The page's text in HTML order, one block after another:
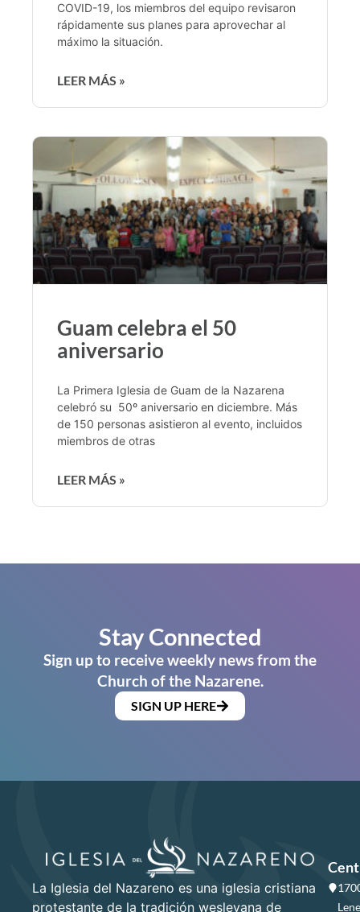
COVID-19, los miembros del equipo revisaron
rápidamente sus planes para aprovechar al
máximo la situación.
LEER MÁS »
Guam celebra el 50
aniversario
La Primera Iglesia de Guam de la Nazarena
celebró su 50º aniversario en diciembre. Más
de 150 personas asistieron al evento, incluidos
miembros de otras
LEER MÁS »
Stay Connected
Sign up to receive weekly news from the
Church of the Nazarene.
SIGN UP HERE
La Iglesia del Nazareno es una iglesia cristiana
protestante de la tradición wesleyana de